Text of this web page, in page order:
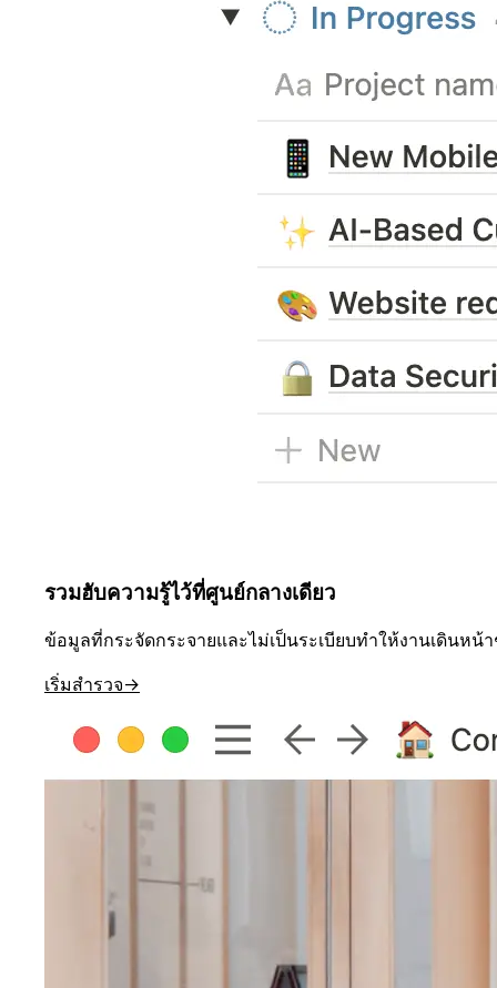
รวมฮับความรู้ไว้ที่ศูนย์กลางเดียว
ข้อมูลที่กระจัดกระจายและไม่เป็นระเบียบทำให้งานเดิน
เริ่มสำรวจ→